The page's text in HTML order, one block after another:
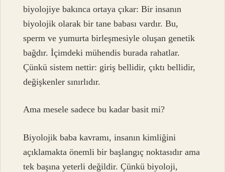
biyolojiye bakınca ortaya çıkar: Bir insanın
biyolojik olarak bir tane babası vardır. Bu,
sperm ve yumurta birleşmesiyle oluşan genetik
bağdır. İçimdeki mühendis burada rahatlar.
Çünkü sistem nettir: giriş bellidir, çıktı bellidir,
değişkenler sınırlıdır.
Ama mesele sadece bu kadar basit mi?
Biyolojik baba kavramı, insanın kimliğini
açıklamakta önemli bir başlangıç noktasıdır ama
tek başına yeterli değildir. Çünkü biyoloji,